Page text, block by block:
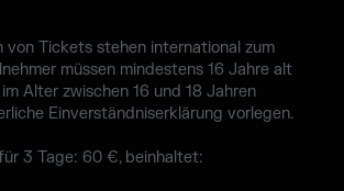
von Tickets stehen international zum
müssen mindestens 16 Jahre alt
im Alter zwischen 16 und 18 Jahren
Einverständniserklärung vorlegen.
3 Tage: 60 €, beinhaltet: